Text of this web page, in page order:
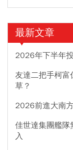
最新文章
2026年下半年
友達二把手柯富
草？
2026前進大南
佳世達集團艦隊
入